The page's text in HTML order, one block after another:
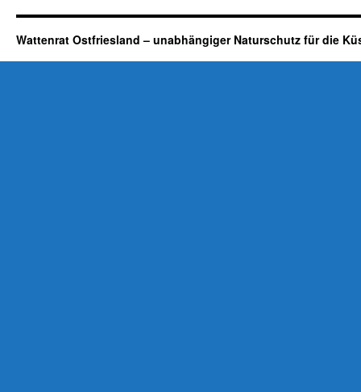
Wattenrat Ostfriesland – unabhängiger Naturschutz für die